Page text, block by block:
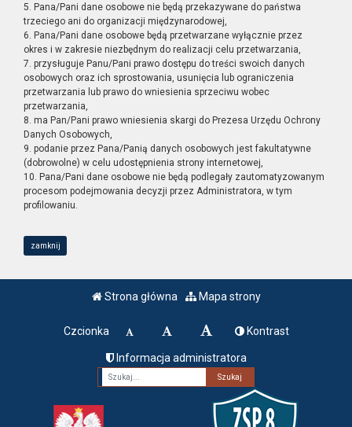
5. Pana/Pani dane osobowe nie będą przekazywane do państwa
trzeciego ani do organizacji międzynarodowej,
6. Pana/Pani dane osobowe będą przetwarzane wyłącznie przez
okres i w zakresie niezbędnym do realizacji celu przetwarzania,
7. przysługuje Panu/Pani prawo dostępu do treści swoich danych
osobowych oraz ich sprostowania, usunięcia lub ograniczenia
przetwarzania lub prawo do wniesienia sprzeciwu wobec
przetwarzania,
8. ma Pan/Pani prawo wniesienia skargi do Prezesa Urzędu Ochrony
Danych Osobowych,
9. podanie przez Pana/Panią danych osobowych jest fakultatywne
(dobrowolne) w celu udostępnienia strony internetowej,
10. Pana/Pani dane osobowe nie będą podlegały zautomatyzowanym
procesom podejmowania decyzji przez Administratora, w tym
profilowaniu.
zamknij
Strona główna Mapa strony
Czcionka Kontrast
Informacja administratora
Fraza